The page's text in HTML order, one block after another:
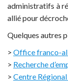
administratifs à
allié pour
Quelques autres
> Office franco-
> Recherche
> Centre